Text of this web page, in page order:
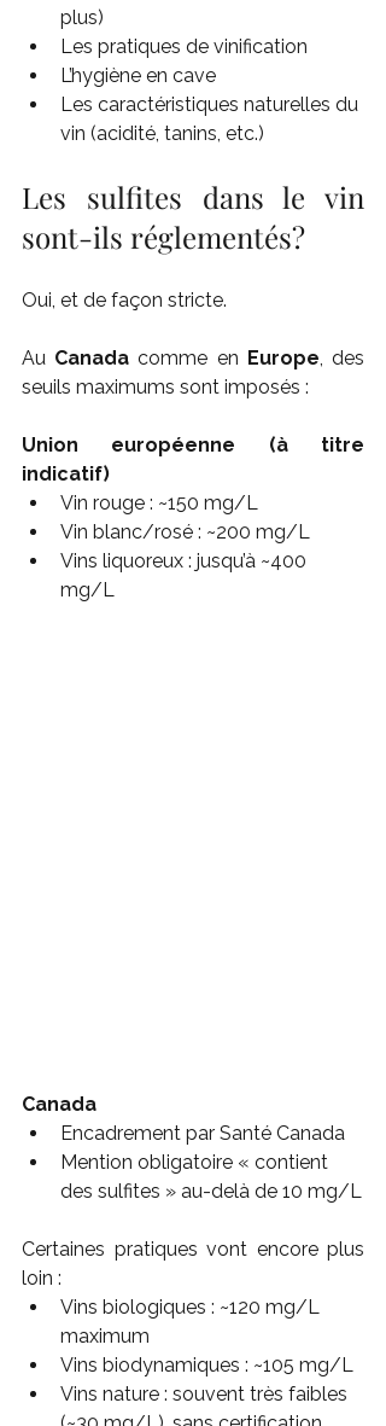
plus)
Les pratiques de vinification
L’hygiène en cave
Les caractéristiques naturelles du
vin (acidité, tanins, etc.)
Les sulfites dans le vin
sont-ils réglementés?
Oui, et de façon stricte.
Au Canada comme en Europe , des
seuils maximums sont imposés :
Union européenne (à titre
indicatif)
Vin rouge : ~150 mg/L
Vin blanc/rosé : ~200 mg/L
Vins liquoreux : jusqu’à ~400
mg/L
Canada
Encadrement par Santé Canada
Mention obligatoire « contient
des sulfites » au-delà de 10 mg/L
Certaines pratiques vont encore plus
loin :
Vins biologiques : ~120 mg/L
maximum
Vins biodynamiques : ~105 mg/L
Vins nature : souvent très faibles